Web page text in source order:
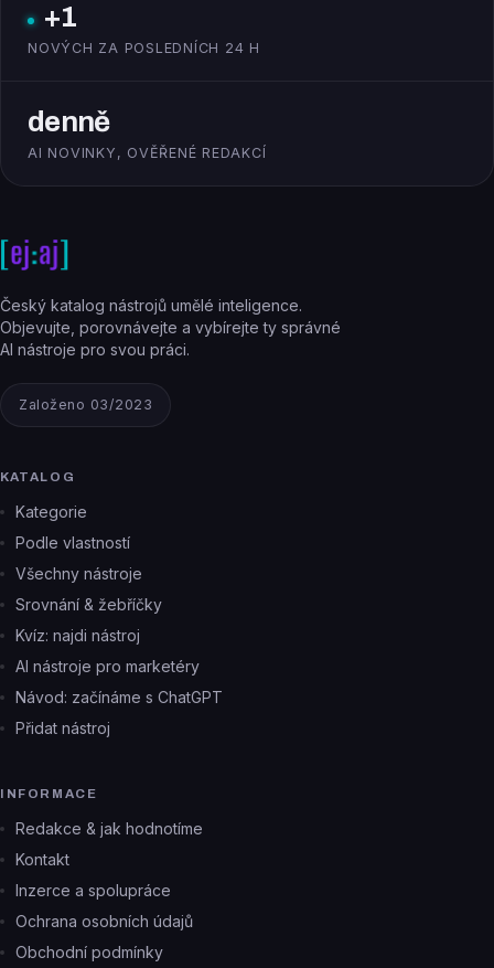
+1
NOVÝCH ZA POSLEDNÍCH 24 H
denně
AI NOVINKY, OVĚŘENÉ REDAKCÍ
Český katalog nástrojů umělé inteligence.
Objevujte, porovnávejte a vybírejte ty správné
AI nástroje pro svou práci.
Založeno 03/2023
KATALOG
Kategorie
Podle vlastností
Všechny nástroje
Srovnání & žebříčky
Kvíz: najdi nástroj
AI nástroje pro marketéry
Návod: začínáme s ChatGPT
Přidat nástroj
INFORMACE
Redakce & jak hodnotíme
Kontakt
Inzerce a spolupráce
Ochrana osobních údajů
Obchodní podmínky